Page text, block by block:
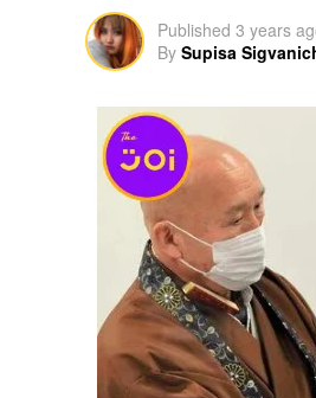
Published 3 years
By Supisa